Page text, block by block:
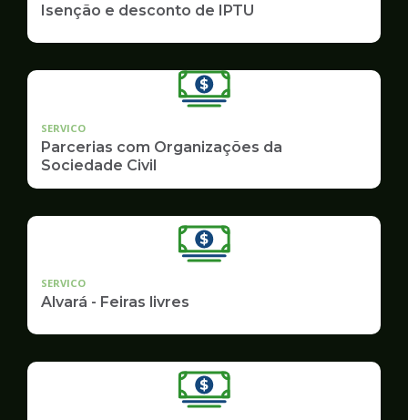
Isenção e desconto de IPTU
SERVICO
Parcerias com Organizações da
Sociedade Civil
SERVICO
Alvará - Feiras livres